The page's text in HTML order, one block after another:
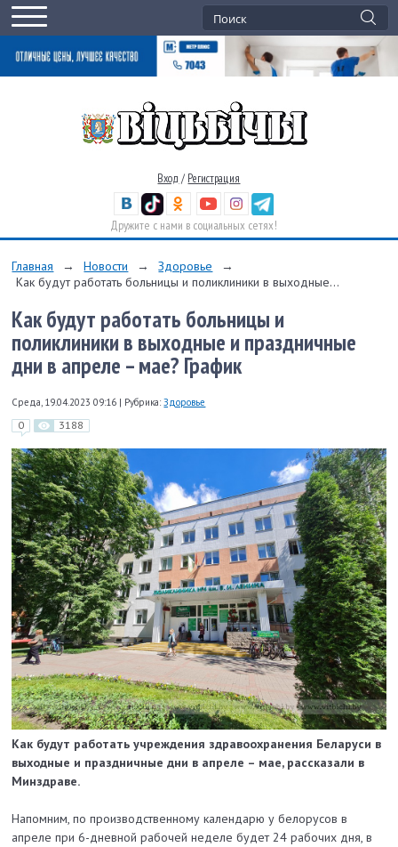
Вход / Регистрация
Дружите с нами в социальных сетях!
Главная → Новости → Здоровье
→
Как будут работать больницы и поликлиники в выходные...
Как будут работать больницы и
поликлиники в выходные и праздничные
дни в апреле – мае? График
Среда, 19.04.2023 09:16 | Рубрика: Здоровье
0 3188
Как будут работать учреждения здравоохранения Беларуси в
выходные и праздничные дни в апреле – мае, рассказали в
Минздраве.
Напомним, по производственному календарю у белорусов в
апреле при 6-дневной рабочей неделе будет 24 рабочих дня, в